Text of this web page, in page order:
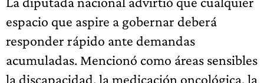
espacio que aspire a gobernar deberá
responder rápido ante demandas
acumuladas. Mencionó como áreas sensibles
la discapacidad, la medicación oncológica, la